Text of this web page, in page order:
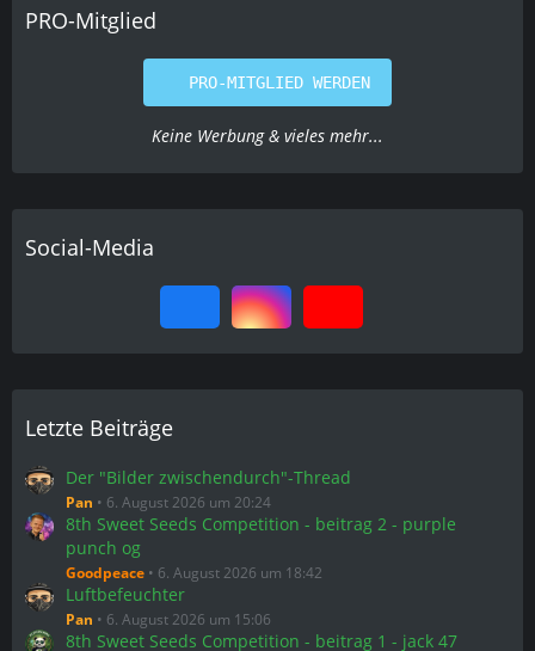
PRO-Mitglied
PRO-MITGLIED WERDEN
Keine Werbung & vieles mehr...
Social-Media
Letzte Beiträge
Der "Bilder zwischendurch"-Thread
Pan 6. August 2026 um 20:24
8th Sweet Seeds Competition - beitrag 2 - purple
punch og
Goodpeace 6. August 2026 um 18:42
Luftbefeuchter
Pan 6. August 2026 um 15:06
8th Sweet Seeds Competition - beitrag 1 - jack 47